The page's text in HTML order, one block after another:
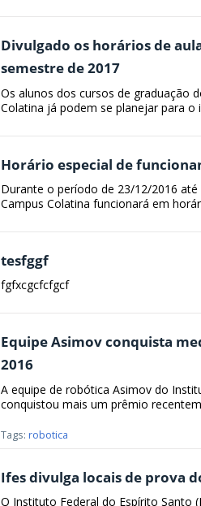
Divulgado os horários de
semestre de 2017
Os alunos dos cursos de graduação
Colatina já podem se planejar para o
Horário especial de
Durante o período de 23/12/2016
Campus Colatina funcionará em
tesfggf
fgfxcgcfcfgcf
Equipe Asimov conquista
2016
A equipe de robótica Asimov do
conquistou mais um prêmio
Tags:robotica
Ifes divulga locais de prova
O Instituto Federal do Espírito Santo